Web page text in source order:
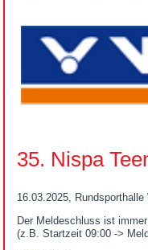
35. Nispa
16.03.2025, Rundsporthalle
Der Meldeschluss ist
(z.B. Startzeit 09:00 ->